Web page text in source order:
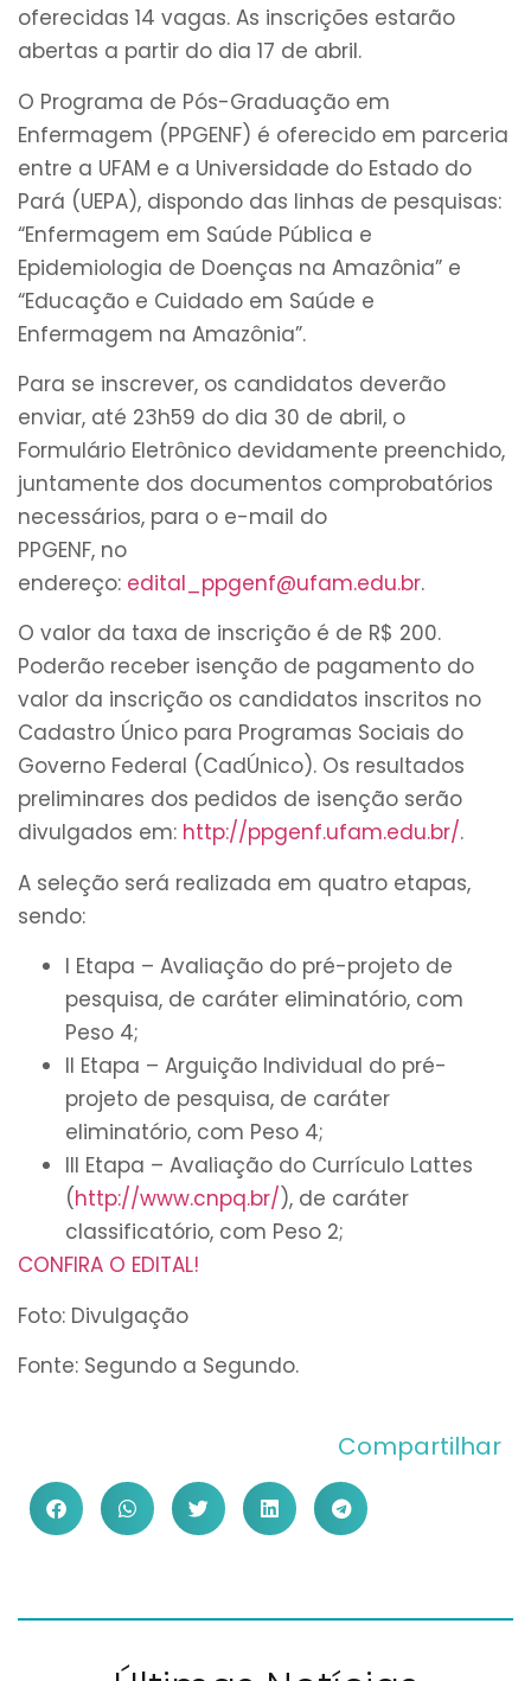
oferecidas 14 vagas. As inscrições estarão
abertas a partir do dia 17 de abril.
O Programa de Pós-Graduação em
Enfermagem (PPGENF) é oferecido em parceria
entre a UFAM e a Universidade do Estado do
Pará (UEPA), dispondo das linhas de pesquisas:
“Enfermagem em Saúde Pública e
Epidemiologia de Doenças na Amazônia” e
“Educação e Cuidado em Saúde e
Enfermagem na Amazônia”.
Para se inscrever, os candidatos deverão
enviar, até 23h59 do dia 30 de abril, o
Formulário Eletrônico devidamente preenchido,
juntamente dos documentos comprobatórios
necessários, para o e-mail do
PPGENF, no
endereço: edital_ppgenf@ufam.edu.br.
O valor da taxa de inscrição é de R$ 200.
Poderão receber isenção de pagamento do
valor da inscrição os candidatos inscritos no
Cadastro Único para Programas Sociais do
Governo Federal (CadÚnico). Os resultados
preliminares dos pedidos de isenção serão
divulgados em: http://ppgenf.ufam.edu.br/.
A seleção será realizada em quatro etapas,
sendo:
I Etapa – Avaliação do pré-projeto de
pesquisa, de caráter eliminatório, com
Peso 4;
II Etapa – Arguição Individual do pré-
projeto de pesquisa, de caráter
eliminatório, com Peso 4;
III Etapa – Avaliação do Currículo Lattes
(http://www.cnpq.br/), de caráter
classificatório, com Peso 2;
CONFIRA O EDITAL!
Foto: Divulgação
Fonte: Segundo a Segundo.
Compartilhar